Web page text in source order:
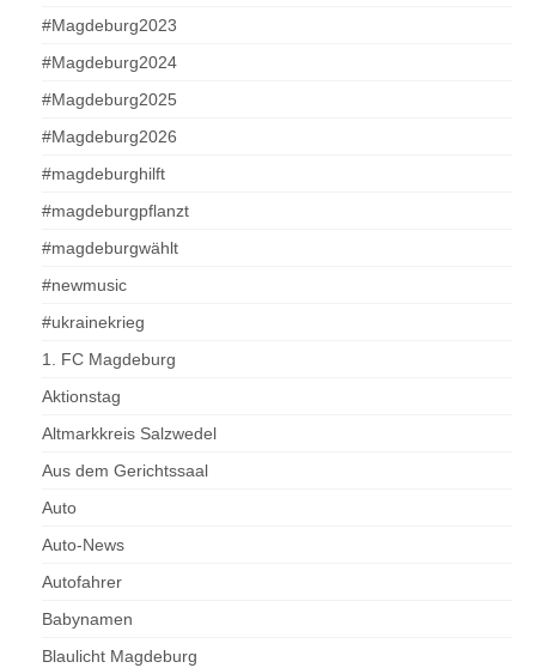
#Magdeburg2023
#Magdeburg2024
#Magdeburg2025
#Magdeburg2026
#magdeburghilft
#magdeburgpflanzt
#magdeburgwählt
#newmusic
#ukrainekrieg
1. FC Magdeburg
Aktionstag
Altmarkkreis Salzwedel
Aus dem Gerichtssaal
Auto
Auto-News
Autofahrer
Babynamen
Blaulicht Magdeburg